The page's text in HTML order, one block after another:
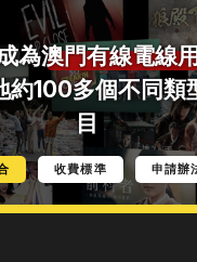
為澳門有線電線
約100多個不同類
目
收費標準 申請辦